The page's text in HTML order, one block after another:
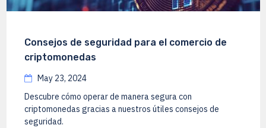
Consejos de seguridad para el comercio de
criptomonedas
May 23, 2024
Descubre cómo operar de manera segura con
criptomonedas gracias a nuestros útiles consejos de
seguridad.